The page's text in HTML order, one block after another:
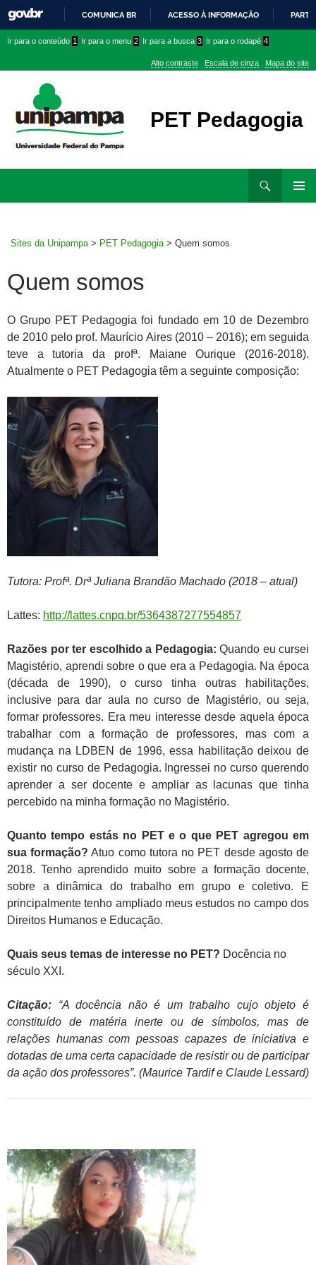
PARA
CONTEÚDO
COMUNICA BR ACESSO À INFORMAÇÃO
conteúdo
menu
superior
menu
Ir para o conteúdo 1 Ir para o menu 2 Ir para a busca 3 Ir para o rodapé 4
Alto contraste Escala de cinza Mapa do site
PET Pedagogia
Sites da Unipampa > PET Pedagogia > Quem somos
Quem somos
O Grupo PET Pedagogia foi fundado em 10 de Dezembro
de 2010 pelo prof. Maurício Aires (2010 – 2016); em seguida
teve a tutoria da profª. Maiane Ourique (2016-2018).
Atualmente o PET Pedagogia têm a seguinte composição:
Tutora: Profª. Drª Juliana Brandão Machado (2018 – atual)
Lattes: http://lattes.cnpq.br/5364387277554857
Razões por ter escolhido a Pedagogia: Quando eu cursei
Magistério, aprendi sobre o que era a Pedagogia. Na época
(década de 1990), o curso tinha outras habilitações,
inclusive para dar aula no curso de Magistério, ou seja,
formar professores. Era meu interesse desde aquela época
trabalhar com a formação de professores, mas com a
mudança na LDBEN de 1996, essa habilitação deixou de
existir no curso de Pedagogia. Ingressei no curso querendo
aprender a ser docente e ampliar as lacunas que tinha
percebido na minha formação no Magistério.
Quanto tempo estás no PET e o que PET agregou em
sua formação? Atuo como tutora no PET desde agosto de
2018. Tenho aprendido muito sobre a formação docente,
sobre a dinâmica do trabalho em grupo e coletivo. E
principalmente tenho ampliado meus estudos no campo dos
Direitos Humanos e Educação.
Quais seus temas de interesse no PET? Docência no
século XXI.
Citação: “A docência não é um trabalho cujo objeto é
constituído de matéria inerte ou de símbolos, mas de
relações humanas com pessoas capazes de iniciativa e
dotadas de uma certa capacidade de resistir ou de participar
da ação dos professores”. (Maurice Tardif e Claude Lessard)